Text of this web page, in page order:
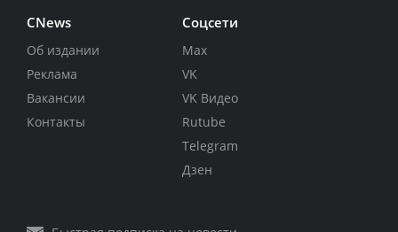
CNews
Об издании
Реклама
Вакансии
Контакты
Соцсети
Max
VK
VK Видео
Rutube
Telegram
Дзен